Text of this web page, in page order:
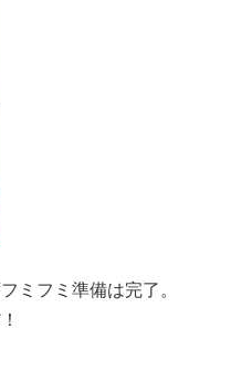
ミフミ準備は完了。